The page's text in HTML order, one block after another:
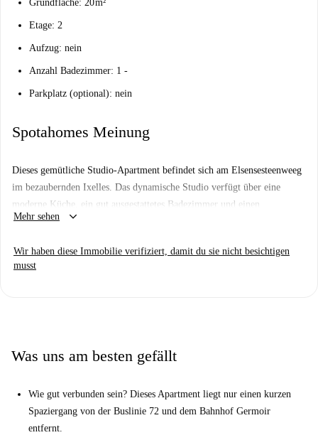
Grundfläche: 20 m²
Etage: 2
Aufzug: nein
Anzahl Badezimmer: 1 -
Parkplatz (optional): nein
Spotahomes Meinung
Dieses gemütliche Studio-Apartment befindet sich am Elsensesteenweeg
im bezaubernden Ixelles. Das dynamische Studio verfügt über eine
moderne Küche, ein gut ausgestattetes Badezimmer und einen
komfortablen Wohnbereich sowie ein Doppelbett im gemütlichen
Ixelles ist der ideale Ort für diejenigen, die ihre Brüsseler Erfahrung
Mehr sehen keyboard_arrow_down
Wir haben diese Immobilie verifiziert, damit du sie nicht besichtigen
musst
Was uns am besten gefällt
Wie gut verbunden sein? Dieses Apartment liegt nur einen kurzen
Spaziergang von der Buslinie 72 und dem Bahnhof Germoir
entfernt.